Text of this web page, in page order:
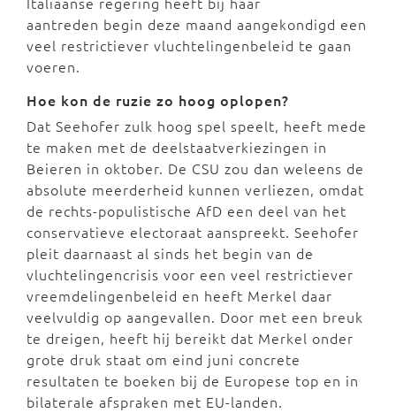
aantreden begin deze maand aangekondigd een
veel restrictiever vluchtelingenbeleid te gaan
voeren.
Hoe kon de ruzie zo hoog oplopen?
Dat Seehofer zulk hoog spel speelt, heeft mede
te maken met de deelstaatverkiezingen in
Beieren in oktober. De CSU zou dan weleens de
absolute meerderheid kunnen verliezen, omdat
de rechts-populistische AfD een deel van het
conservatieve electoraat aanspreekt. Seehofer
pleit daarnaast al sinds het begin van de
vluchtelingencrisis voor een veel restrictiever
vreemdelingenbeleid en heeft Merkel daar
veelvuldig op aangevallen. Door met een breuk
te dreigen, heeft hij bereikt dat Merkel onder
grote druk staat om eind juni concrete
resultaten te boeken bij de Europese top en in
bilaterale afspraken met EU-landen.